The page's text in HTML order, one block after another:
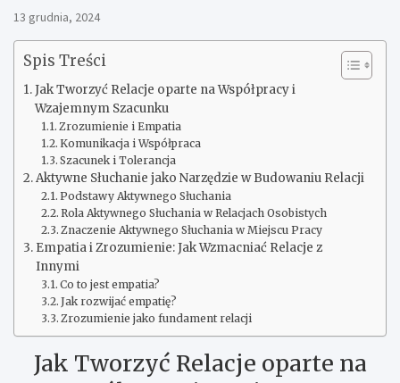
13 grudnia, 2024
Spis Treści
Jak Tworzyć Relacje oparte na Współpracy i
Wzajemnym Szacunku
Zrozumienie i Empatia
Komunikacja i Współpraca
Szacunek i Tolerancja
Aktywne Słuchanie jako Narzędzie w Budowaniu Relacji
Podstawy Aktywnego Słuchania
Rola Aktywnego Słuchania w Relacjach Osobistych
Znaczenie Aktywnego Słuchania w Miejscu Pracy
Empatia i Zrozumienie: Jak Wzmacniać Relacje z
Innymi
Co to jest empatia?
Jak rozwijać empatię?
Zrozumienie jako fundament relacji
Jak Tworzyć Relacje oparte na